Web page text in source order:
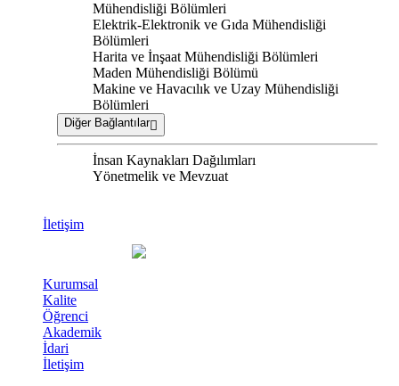
Mühendisliği Bölümleri
Elektrik-Elektronik ve Gıda Mühendisliği
Bölümleri
Harita ve İnşaat Mühendisliği Bölümleri
Maden Mühendisliği Bölümü
Makine ve Havacılık ve Uzay Mühendisliği
Bölümleri
Diğer Bağlantılar
İnsan Kaynakları Dağılımları
Yönetmelik ve Mevzuat
İletişim
Kurumsal
Kalite
Öğrenci
Akademik
İdari
İletişim